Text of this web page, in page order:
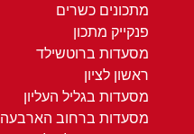
מתכונים כשרים
פנקייק מתכון
מסעדות ברוטשילד
ראשון לציון
מסעדות בגליל העליון
מסעדות ברחוב הארבעה